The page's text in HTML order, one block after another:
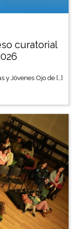
curatorial
y Jóvenes Ojo de […]